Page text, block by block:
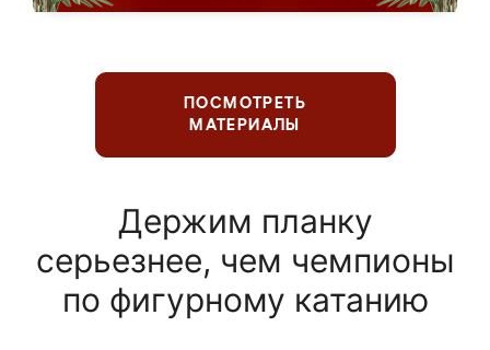
ПОСМОТРЕТЬ
МАТЕРИАЛЫ
Держим планку
серьезнее, чем чемпионы
по фигурному катанию